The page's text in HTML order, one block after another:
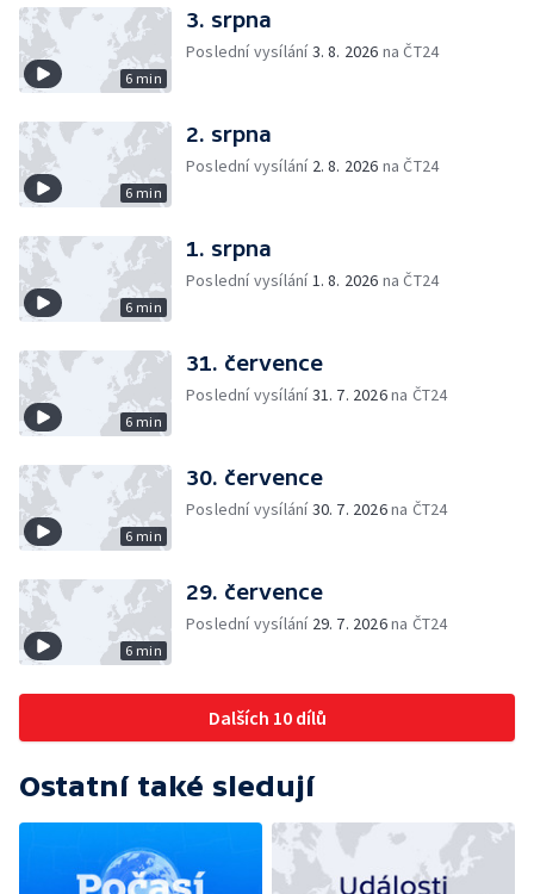
6 min
3. srpna
Poslední vysílání3. 8. 2026 na ČT24
6 min
2. srpna
Poslední vysílání 2. 8. 2026 na ČT24
6 min
1. srpna
Poslední vysílání1. 8. 2026 na ČT24
6 min
31. července
Poslední vysílání31. 7. 2026na ČT24
6 min
30. července
Poslední vysílání30. 7. 2026na ČT24
6 min
29. července
Poslední vysílání 29. 7. 2026na ČT24
Dalších 10 dílů
Ostatní také sledují